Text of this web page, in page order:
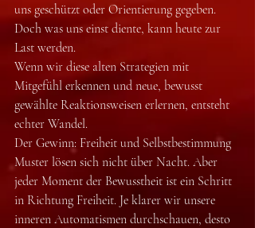
uns geschützt oder Orientierung gegeben.
Doch was uns einst diente, kann heute zur
Last werden.
Wenn wir diese alten Strategien mit
Mitgefühl erkennen und neue, bewusst
gewählte Reaktionsweisen erlernen, entsteht
echter Wandel.
Der Gewinn: Freiheit und Selbstbestimmung
Muster lösen sich nicht über Nacht. Aber
jeder Moment der Bewusstheit ist ein Schritt
in Richtung Freiheit. Je klarer wir unsere
inneren Automatismen durchschauen, desto